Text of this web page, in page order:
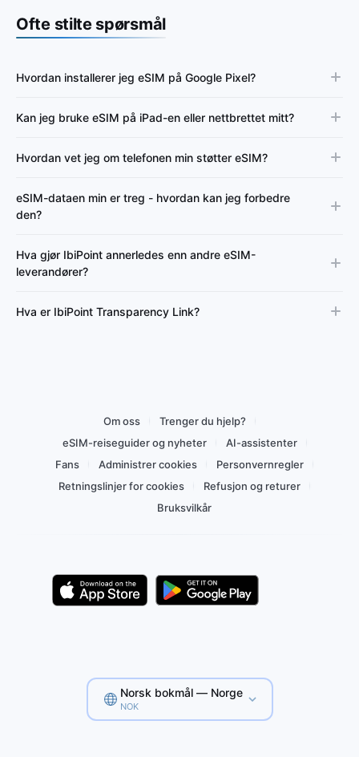
Ofte stilte spørsmål
Hvordan installerer jeg eSIM på Google Pixel?
Kan jeg bruke eSIM på iPad-en eller nettbrettet mitt?
Hvordan vet jeg om telefonen min støtter eSIM?
eSIM-dataen min er treg - hvordan kan jeg forbedre
den?
Hva gjør IbiPoint annerledes enn andre eSIM-
leverandører?
Hva er IbiPoint Transparency Link?
Om oss
Trenger du hjelp?
eSIM-reiseguider og nyheter
AI-assistenter
Fans
Administrer cookies
Personvernregler
Retningslinjer for cookies
Refusjon og returer
Bruksvilkår
Norsk bokmål — Norge
NOK